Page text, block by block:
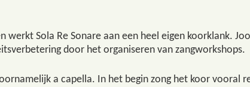
werkt Sola Re Sonare aan een heel eigen koorklank.
door het organiseren van zangworkshops.
a capella. In het begin zong het koor vooral